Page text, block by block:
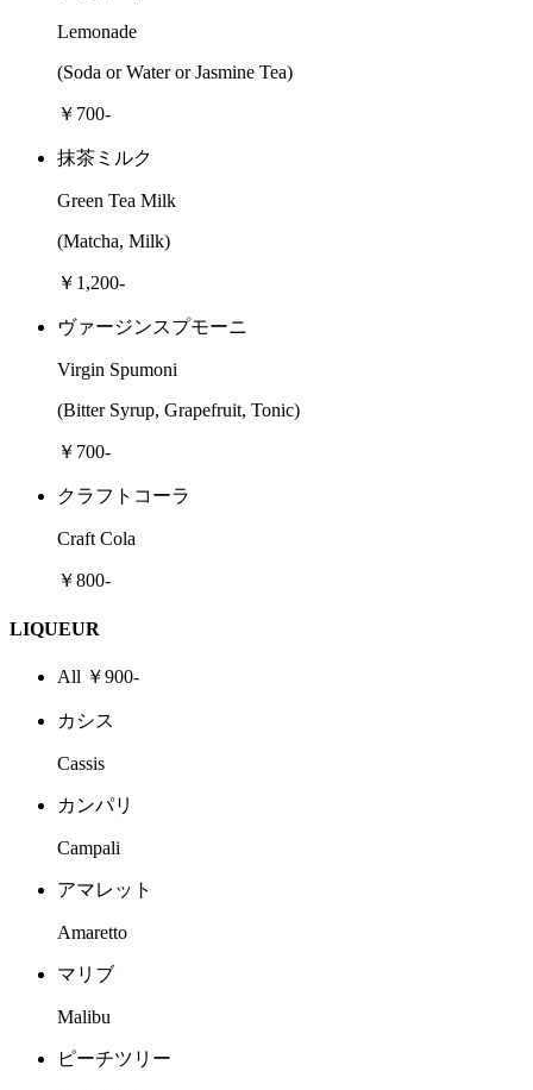
Lemonade
(Soda or Water or Jasmine Tea)
￥700-
抹茶ミルク
Green Tea Milk
(Matcha, Milk)
￥1,200-
ヴァージンスプモーニ
Virgin Spumoni
(Bitter Syrup, Grapefruit, Tonic)
￥700-
クラフトコーラ
Craft Cola
￥800-
LIQUEUR
All ￥900-
カシス
Cassis
カンパリ
Campali
アマレット
Amaretto
マリブ
Malibu
ピーチツリー